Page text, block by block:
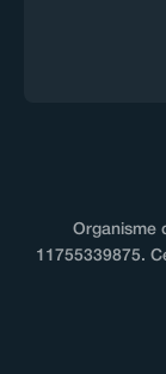
Organisme
11755339875.